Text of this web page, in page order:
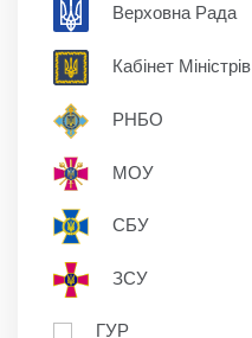
Верховна Рада
Кабінет Міністрів
РНБО
МОУ
СБУ
ЗСУ
ГУР